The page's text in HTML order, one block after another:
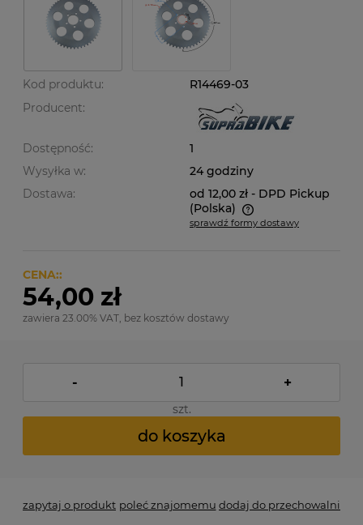
Kod produktu:
R14469-03
Producent:
Dostępność:
1
Wysyłka w:
24 godziny
Dostawa:
od 12,00 zł - DPD Pickup
(Polska)
Cena nie zawiera ewentualnych kosztów płatności
sprawdź formy dostawy
CENA::
54,00 zł
zawiera 23.00% VAT, bez kosztów dostawy
- +
szt.
do koszyka
zapytaj o produkt poleć znajomemu dodaj do przechowalni